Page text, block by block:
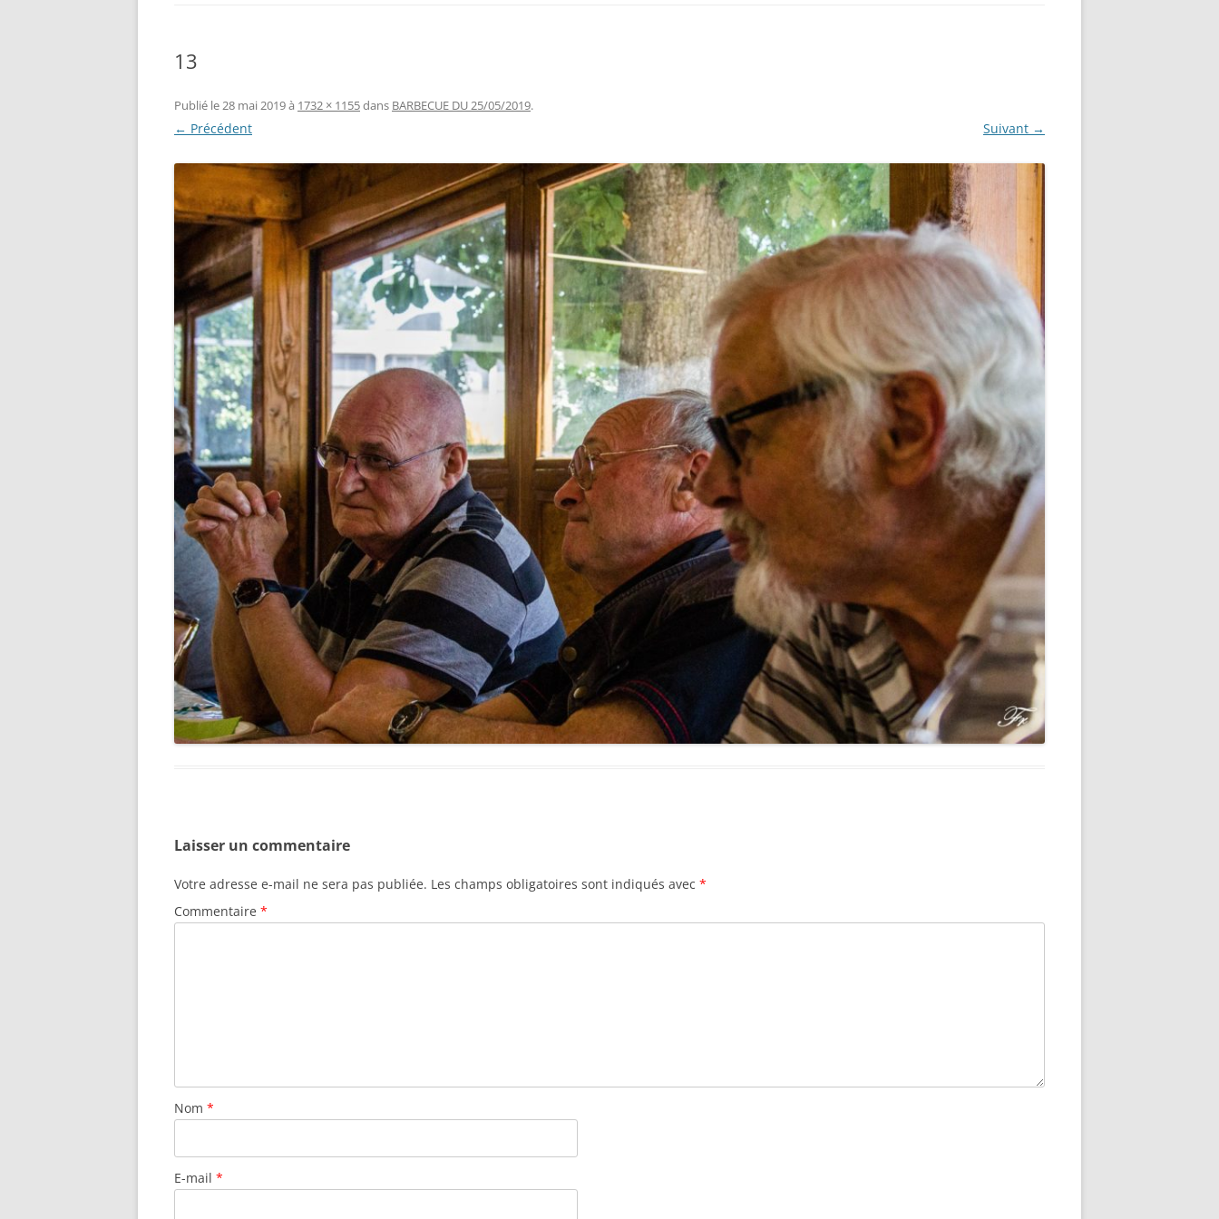
13
Publié le28 mai 2019à 1732 × 1155dans BARBECUE DU 25/05/2019.
← Précédent Suivant →
Laisser un commentaire
Votre adresse e-mail ne sera pas publiée. Les champs obligatoires sont indiqués avec *
Commentaire *
Nom *
E-mail *